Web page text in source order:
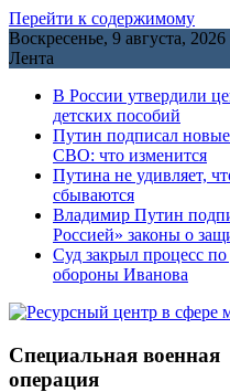
Перейти к содержимому
Воскресенье, 9 августа, 2026
Лента
В России утвердили
детских пособий
Путин подписал новые
СВО: что изменится
Путина не удивляет,
сбываются
Владимир Путин
Россией» законы о
Cуд закрыл процесс
обороны Иванова
Специальная военная
операция